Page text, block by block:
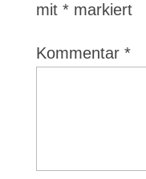
mit *markiert
Kommentar *